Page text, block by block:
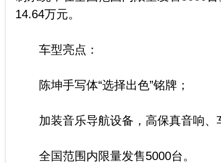
14.64万元。
车型亮点：
陈坤手写体“选择出色”铭牌；
加装音乐导航设备，高保真音响、
全国范围内限量发售5000台。